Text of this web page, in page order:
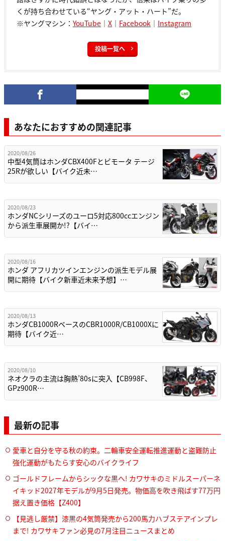
くが持ち合わせている“ヤング・アット・ハート”だ。
※ヤングマシン： YouTube ｜ X ｜ Facebook ｜ Instagram
投稿一覧へ
あなたにおすすめの関連記事
2020/08/26
中型4気筒はホンダCBX400Fとビモータ テージ
25Rが欲しい【バイク近未…
2020/08/23
ホンダNCシリーズのユーロ5対応800ccエンジン
から派生車展開か!?【バイ…
2020/08/16
ホンダ アフリカツインエンジンの派生モデル展
開に期待【バイク新車近未来予想】…
2020/08/13
ホンダCB1000RベースのCBR1000R/CB1000Xに
期待【バイク近…
2020/08/10
ネオクラの主流は胸熱’80sに突入【CB998F、
GPz900R…
最新の記事
愛車と自分を守る秋の約束。二輪車安全運転推進運動と盗難防止
強化運動がもたらす安心のバイクライフ
ゴールドフレームからシックな黒へ! カワサキのミドルスーパーネ
イキッド2027年モデルが9月5日発売。物価高を吹き飛ばす77万円
据え置き価格【Z400】
【見逃し厳禁】漆黒の4気筒発売から200馬力ハブステアインプレ
まで! カワサキファン必見の7月注目ニュースまとめ